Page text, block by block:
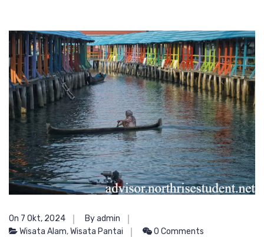
On 7 Okt, 2024
By admin
Wisata Alam,Wisata Pantai 0 Comments